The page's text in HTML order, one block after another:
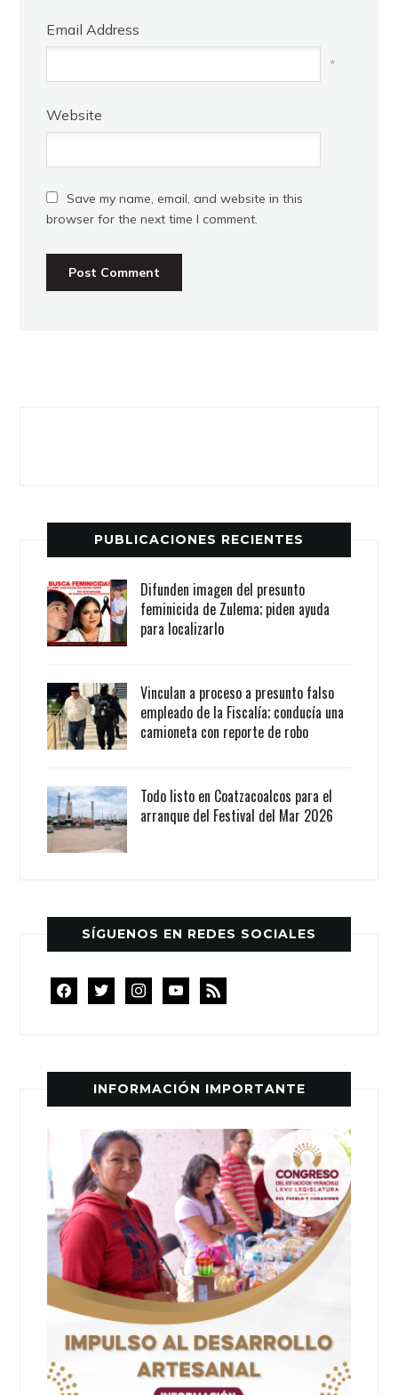
Email Address
*
Website
Save my name, email, and website in this
browser for the next time I comment.
PUBLICACIONES RECIENTES
Difunden imagen del presunto
feminicida de Zulema; piden ayuda
para localizarlo
Vinculan a proceso a presunto falso
empleado de la Fiscalía; conducía una
camioneta con reporte de robo
Todo listo en Coatzacoalcos para el
arranque del Festival del Mar 2026
SÍGUENOS EN REDES SOCIALES
facebooktwitterinstagramyoutube
rss
INFORMACIÓN IMPORTANTE